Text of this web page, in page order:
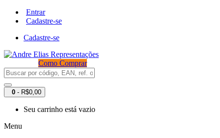
Entrar
Cadastre-se
Cadastre-se
Como Comprar
0 - R$0,00
Seu carrinho está vazio
Menu